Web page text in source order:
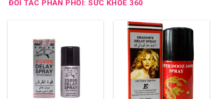
ĐỐI TÁC PHÂN PHỐI: SỨC KHỎE 360